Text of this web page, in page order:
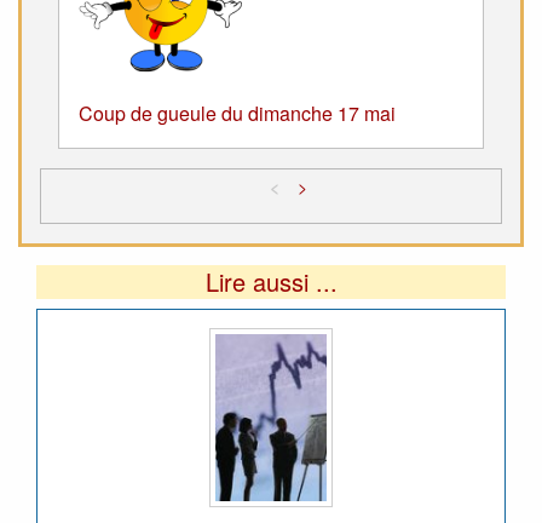
Coup de gueule du dimanche 17 mai
< >
Lire aussi ...